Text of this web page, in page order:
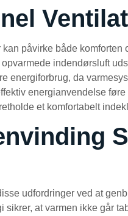
påvirke både komforten
indendørsluft
energiforbrug, da
energianvendelse
et komfortabelt
udfordringer ved at
at varmen ikke går